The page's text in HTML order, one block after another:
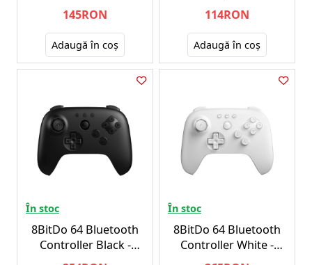
145RON
Adaugă în coş
114RON
Adaugă în coş
În stoc
8BitDo 64 Bluetooth
Controller Black -
Nintendo Switch
În stoc
8BitDo 64 Bluetooth
Controller White -
Nintendo Switch